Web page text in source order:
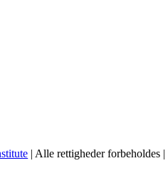
| Alle rettigheder forbeholdes |